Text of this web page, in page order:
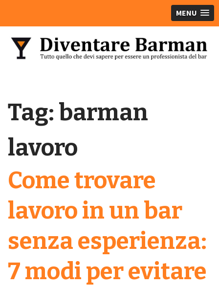
MENU
Tag: barman
lavoro
Come trovare
lavoro in un bar
senza esperienza:
7 modi per evitare